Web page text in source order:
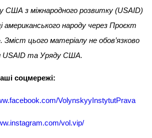
США з міжнародного розвитку (USAID)
американського народу через Проєкт
цього матеріалу не обов’язково
USAID та Уряду США.
соцмережі:
VolynskyyInstytutPrava
vol.vip/